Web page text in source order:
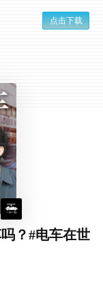
点击下载
？#电车在世